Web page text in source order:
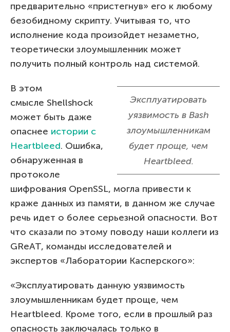
предварительно «пристегнув» его к любому
безобидному скрипту. Учитывая то, что
исполнение кода произойдет незаметно,
теоретически злоумышленник может
получить полный контроль над системой.
Эксплуатировать
уязвимость в Bash
злоумышленникам
будет проще, чем
Heartbleed.
В этом
смысле Shellshock
может быть даже
опаснее истории с
Heartbleed. Ошибка,
обнаруженная в
протоколе
шифрования OpenSSL, могла привести к
краже данных из памяти, в данном же случае
речь идет о более серьезной опасности. Вот
что сказали по этому поводу наши коллеги из
GReAT, команды исследователей и
экспертов «Лаборатории Касперского»:
«Эксплуатировать данную уязвимость
злоумышленникам будет проще, чем
Heartbleed. Кроме того, если в прошлый раз
опасность заключалась только в